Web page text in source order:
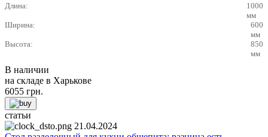
Длина:
1000
мм
Ширина:
600
мм
Высота:
850
мм
В наличии
на складе в Харькове
6055 грн.
статьи
21.04.2024